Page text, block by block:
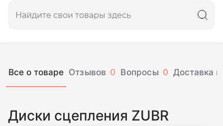
Все о товаре Отзывов 0 Вопросы 0 Доставка и
Диски сцепления ZUBR